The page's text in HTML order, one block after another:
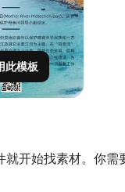
此模板
开始找素材。你